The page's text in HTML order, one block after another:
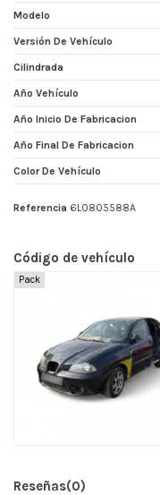
Modelo
Versión De Vehículo
Cilindrada
Año Vehículo
Año Inicio De Fabricacion
Año Final De Fabricacion
Color De Vehículo
Referencia 6L0805588A
Código de vehículo
Pack
Reseñas(0)